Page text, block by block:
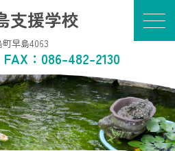
支援学校
早島4063
FAX：086-482-2130